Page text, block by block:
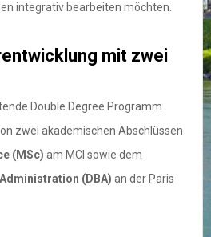
integrativ bearbeiten möchten.
mit zwei
Double Degree Programm
zwei akademischen Abschlüssen
(MSc) am MCI sowie dem
(DBA) an der Paris